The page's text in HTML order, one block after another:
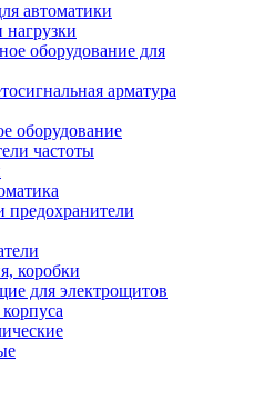
автоматики
оборудование для
арматура
оборудование
частоты
предохранители
коробки
для электрощитов